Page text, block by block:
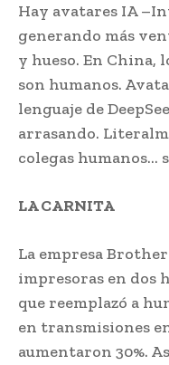
Hay avatares IA
generando más
y hueso. En China,
son humanos.
lenguaje de
arrasando.
colegas humanos…
LA CARNITA
La empresa
impresoras en dos
que reemplazó a
en transmisiones
aumentaron 30%.